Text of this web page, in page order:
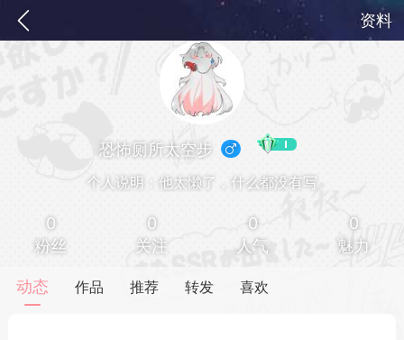
资料
恐怖厕所太空步
个人说明：他太懒了，什么都没有写
0
粉丝
0
关注
0
人气
0
魅力
动态 作品 推荐 转发 喜欢